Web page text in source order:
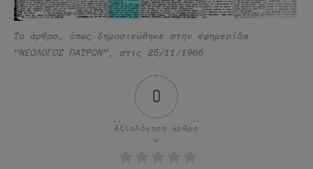
Το άρθρο, όπως δημοσιεύθηκε στην εφημερίδα
“ΝΕΟΛΟΓΟΣ ΠΑΤΡΩΝ”, στις 25/11/1966
0
Αξιολόγηση άρθρο
υ